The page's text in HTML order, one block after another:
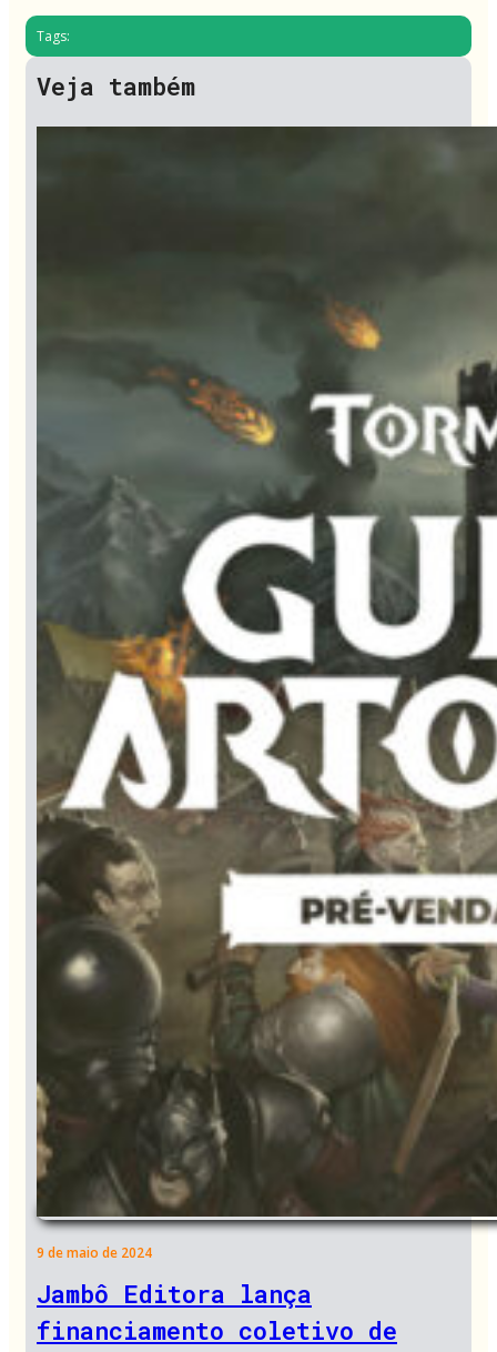
Tags:
Veja também
9 de maio de 2024
Jambô Editora lança
financiamento coletivo de